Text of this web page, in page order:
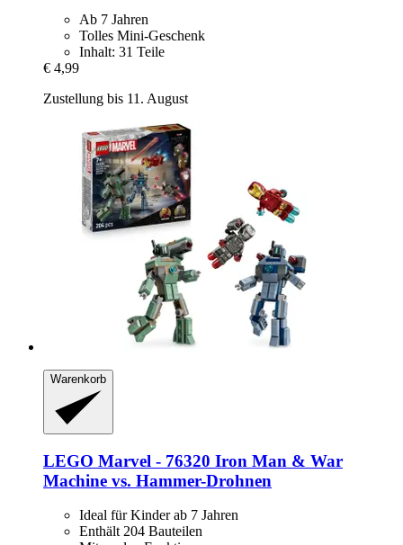
Ab 7 Jahren
Tolles Mini-Geschenk
Inhalt: 31 Teile
€ 4,99
Zustellung bis 11. August
Warenkorb
LEGO Marvel -​ 76320 Iron Man & War
Machine vs. Hammer-​Drohnen
Ideal für Kinder ab 7 Jahren
Enthält 204 Bauteilen